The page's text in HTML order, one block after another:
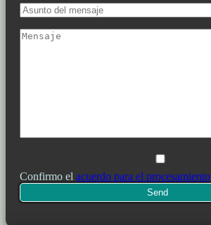
Confirmo el acuerdo para el procesamiento